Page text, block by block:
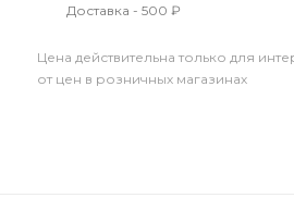
Доставка - 500 ₽
Цена действительна только для
от цен в розничных магазинах